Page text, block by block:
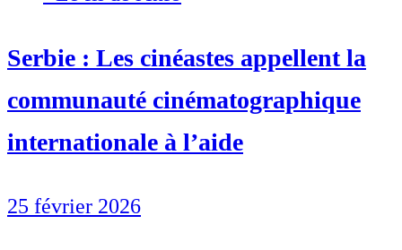
Serbie : Les cinéastes appellent la
communauté cinématographique
internationale à l’aide
25 février 2026